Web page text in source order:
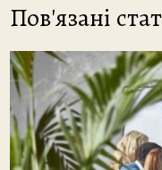
Пов'язані